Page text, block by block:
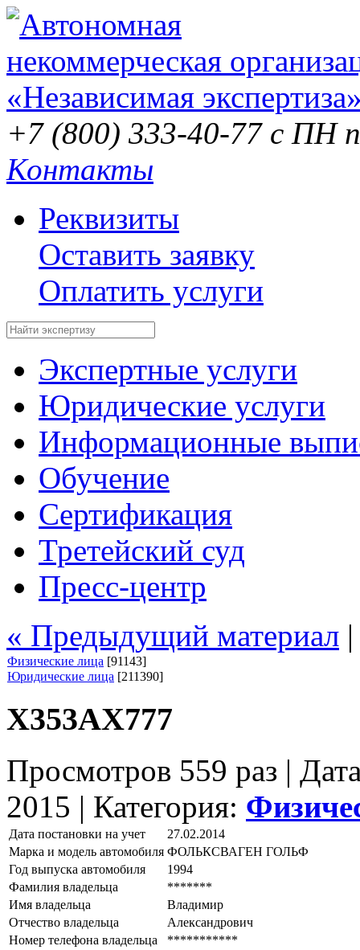
+7 (800) 333-40-77 с ПН
Контакты
Реквизиты
Оставить заявку
Оплатить услуги
Экспертные услуги
Юридические услуги
Информационные
Обучение
Сертификация
Третейский суд
Пресс-центр
« Предыдущий материал
Физические лица [91143]
Юридические лица [211390]
Х353АХ777
Просмотров 559 раз |
2015 | Категория:
Дата постановки на учет
27.02.2014
Марка и модель автомобиля ФОЛЬКСВАГЕН ГОЛЬФ
Год выпуска автомобиля
1994
Фамилия владельца
*******
Имя владельца
Владимир
Отчество владельца
Александрович
Номер телефона владельца
***********